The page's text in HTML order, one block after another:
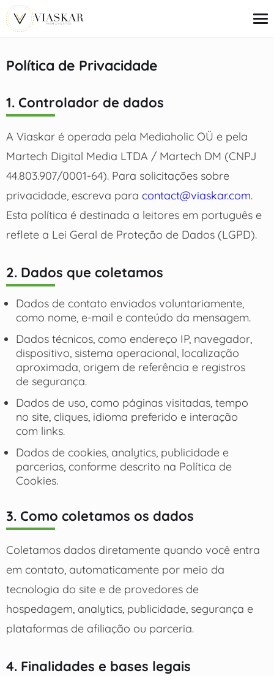
conteúdo
Ideias de Looks
Beleza
Ofertas
Guias de Compra
Política de Privacidade
1. Controlador de dados
A Viaskar é operada pela Mediaholic OÜ e pela
Martech Digital Media LTDA / Martech DM (CNPJ
44.803.907/0001-64). Para solicitações sobre
privacidade, escreva para contact@viaskar.com.
Esta política é destinada a leitores em português e
reflete a Lei Geral de Proteção de Dados (LGPD).
2. Dados que coletamos
Dados de contato enviados voluntariamente,
como nome, e-mail e conteúdo da mensagem.
Dados técnicos, como endereço IP, navegador,
dispositivo, sistema operacional, localização
aproximada, origem de referência e registros
de segurança.
Dados de uso, como páginas visitadas, tempo
no site, cliques, idioma preferido e interação
com links.
Dados de cookies, analytics, publicidade e
parcerias, conforme descrito na Política de
Cookies.
3. Como coletamos os dados
Coletamos dados diretamente quando você entra
em contato, automaticamente por meio da
tecnologia do site e de provedores de
hospedagem, analytics, publicidade, segurança e
plataformas de afiliação ou parceria.
4. Finalidades e bases legais